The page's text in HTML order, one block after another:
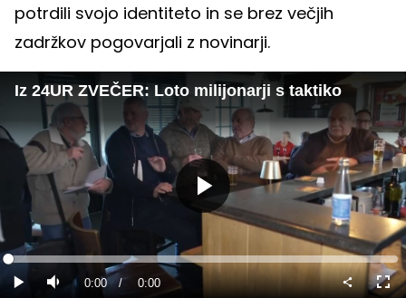
potrdili svojo identiteto in se brez večjih
zadržkov pogovarjali z novinarji.
Iz 24UR ZVEČER: Loto milijonarji s taktiko
Predvajaj
PredvajajTiho Current
0:00 / Duration
0:00
Loaded:
0%